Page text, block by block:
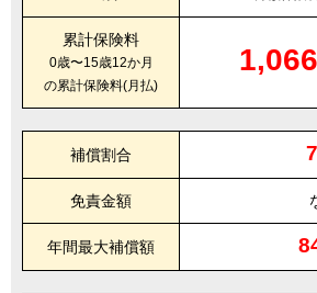
累計保険料
0歳〜15歳12か月
の累計保険料(月払)
補償割合
免責金額
年間最大補償額